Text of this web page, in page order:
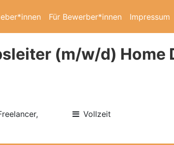
Für Bewerber*innen Impressum
(m/w/d) Home
Vollzeit